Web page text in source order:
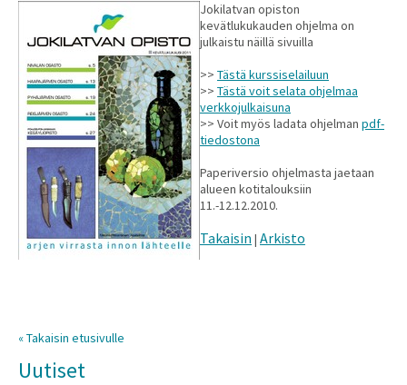
Jokilatvan opiston
kevätlukukauden ohjelma on
julkaistu näillä sivuilla
>> Tästä kurssiselailuun
>> Tästä voit selata ohjelmaa
verkkojulkaisuna
>> Voit myös ladata ohjelman pdf-
tiedostona
Paperiversio ohjelmasta jaetaan
alueen kotitalouksiin
11.-12.12.2010.
Takaisin | Arkisto
« Takaisin etusivulle
Uutiset